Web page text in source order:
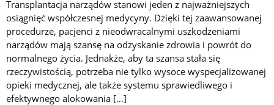
Transplantacja narządów stanowi jeden z najważniejszych
osiągnięć współczesnej medycyny. Dzięki tej zaawansowanej
procedurze, pacjenci z nieodwracalnymi uszkodzeniami
narządów mają szansę na odzyskanie zdrowia i powrót do
normalnego życia. Jednakże, aby ta szansa stała się
rzeczywistością, potrzeba nie tylko wysoce wyspecjalizowanej
opieki medycznej, ale także systemu sprawiedliwego i
efektywnego alokowania […]